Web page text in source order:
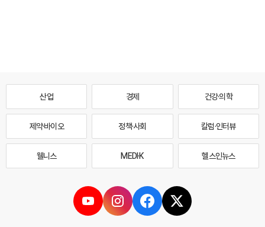
산업 경제 건강·의학
제약·바이오 정책·사회 칼럼·인터뷰
웰니스 MEDI·K 헬스인뉴스